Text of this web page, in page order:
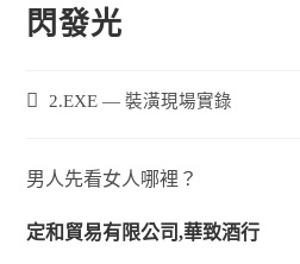
閃發光
2.EXE — 裝潢現場實錄
男人先看女人哪裡？
定和貿易有限公司,華致酒行